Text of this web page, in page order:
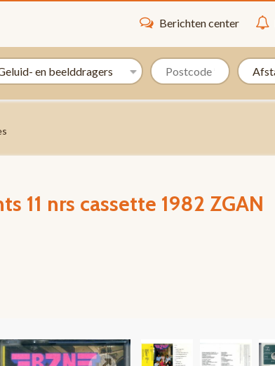
Berichten center
11 nrs cassette 1982 ZGAN